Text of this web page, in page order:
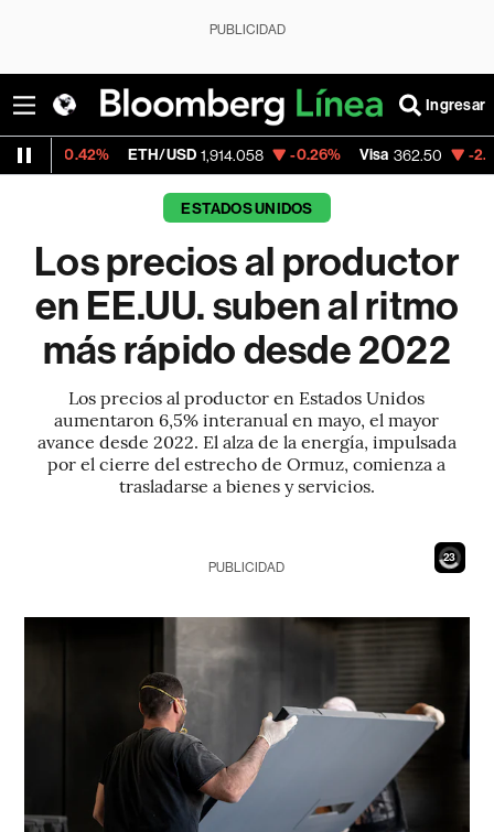
PUBLICIDAD
Ingresar
ETH/USD 1,914.058 -0.26% Visa 362.50 -2.15%
ESTADOS UNIDOS
Los precios al productor
en EE.UU. suben al ritmo
más rápido desde 2022
Los precios al productor en Estados Unidos
aumentaron 6,5% interanual en mayo, el mayor
avance desde 2022. El alza de la energía, impulsada
por el cierre del estrecho de Ormuz, comienza a
trasladarse a bienes y servicios.
21
PUBLICIDAD